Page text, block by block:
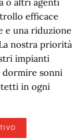
efficace
e una riduzione
nostra priorità
impianti
sonni
in ogni